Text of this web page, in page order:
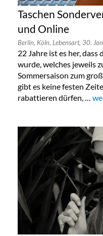
Taschen
und Online
Berlin, Köln, Lebensart, 30.
22 Jahre ist es her,
wurde, welches jeweils
Sommersaison zum
gibt es keine festen
rabattieren dürfen, …